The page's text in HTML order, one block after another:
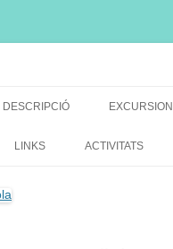
DESCRIPCIÓ
DE GRUP
LINKS ACTIVITATS